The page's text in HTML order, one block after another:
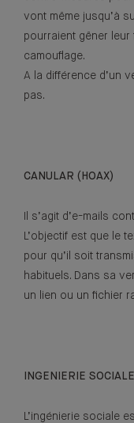
vont même jusqu’à
pourraient gêner
camouflage.
A la différence d’un
pas.
CANULAR (HOAX)
Il s’agit d’e-mails
L’objectif est que le
pour qu’il soit
habituels. Dans sa
un lien ou un fichier
INGENIERIE
L’ingénierie sociale